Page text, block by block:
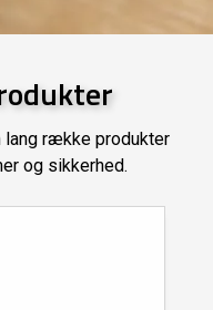
lang række produkter
og sikkerhed.